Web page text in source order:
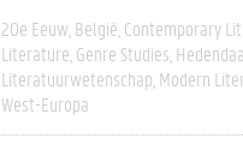
20e Eeuw België Contemporary
Literature Genre Studies
Literatuurwetenschap Modern
West-Europa